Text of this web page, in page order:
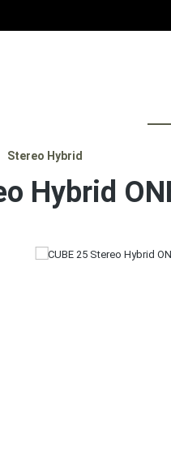
Stereo Hybrid
Hybrid